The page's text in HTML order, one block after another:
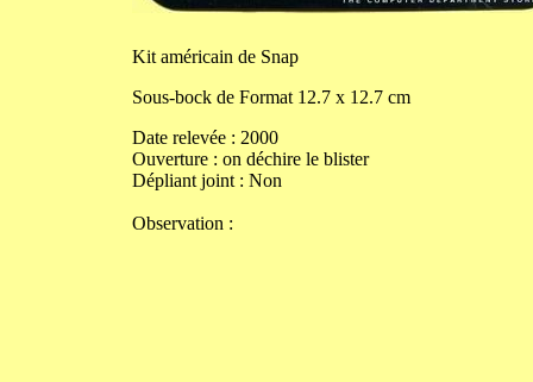
Kit américain de Snap
Sous-bock de Format 12.7x 12.7cm
Date relevée : 2000
Ouverture : on déchire le blister
Dépliant joint : Non
Observation :